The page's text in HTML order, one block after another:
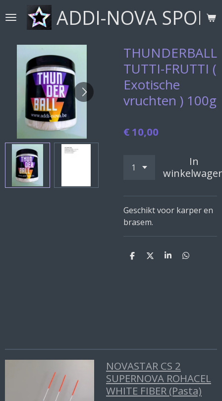
direct
hoofdinhoud
ADDI-NOVA
THUNDERBALL
TUTTI-FRUTTI (
Exotische
vruchten ) 100g
€ 10,00
In
Geschikt voor karper en
brasem.
D
D
S
D
NOVASTAR CS 2
SUPERNOVA ROHACEL
WHITE FIBER (Pasta)